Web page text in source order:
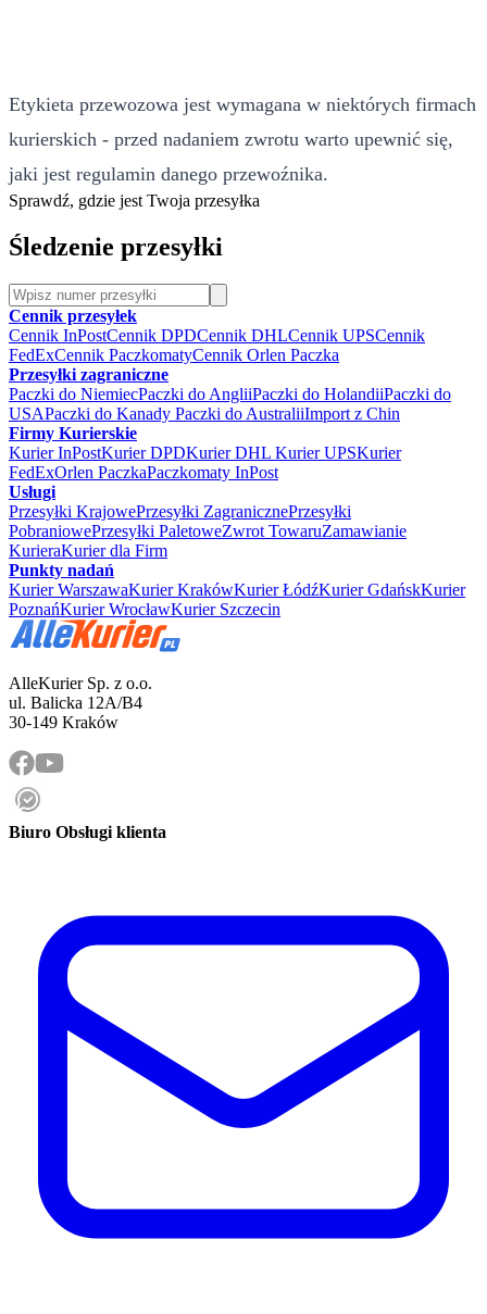
Etykieta przewozowa jest wymagana w niektórych firmach
kurierskich - przed nadaniem zwrotu warto upewnić się,
jaki jest regulamin danego przewoźnika.
Sprawdź, gdzie jest Twoja przesyłka
Śledzenie przesyłki
Cennik przesyłek
Cennik InPostCennik DPDCennik DHLCennik UPSCennik
FedExCennik PaczkomatyCennik Orlen Paczka
Przesyłki zagraniczne
Paczki do NiemiecPaczki do AngliiPaczki do HolandiiPaczki do
USAPaczki do Kanady Paczki do AustraliiImport z Chin
Firmy Kurierskie
Kurier InPostKurier DPDKurier DHL Kurier UPSKurier
FedExOrlen PaczkaPaczkomaty InPost
Usługi
Przesyłki KrajowePrzesyłki ZagranicznePrzesyłki
PobraniowePrzesyłki PaletoweZwrot TowaruZamawianie
KurieraKurier dla Firm
Punkty nadań
Kurier WarszawaKurier KrakówKurier ŁódźKurier GdańskKurier
PoznańKurier WrocławKurier Szczecin
AlleKurier Sp. z o.o.
ul. Balicka 12A/B4
30-149 Kraków
Biuro Obsługi klienta